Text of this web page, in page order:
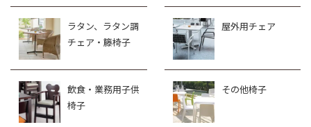
ラタン、ラタン調
チェア・籐椅子
屋外用チェア
飲食・業務用子供
椅子
その他椅子